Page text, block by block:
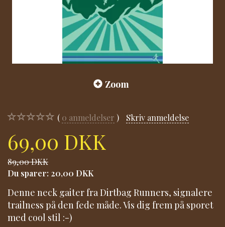
Zoom
0 anmeldelser Skriv anmeldelse
69,00 DKK
89,00 DKK
Du sparer: 20,00 DKK
Denne neck gaiter fra Dirtbag Runners, signalere
trailness på den fede måde. Vis dig frem på sporet
med cool stil :-)